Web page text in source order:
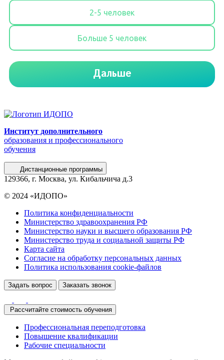
Институт дополнительного
образования и профессионального
обучения
Дистанционные программы
129366, г. Москва, ул. Кибальчича д.3
© 2024 «ИДОПО»
Политика конфиденциальности
Министерство здравоохранения РФ
Министерство науки и высшего образования РФ
Министерство труда и социальной защиты РФ
Карта сайта
Согласие на обработку персональных данных
Политика использования сookie-файлов
Задать вопрос Заказать звонок
Рассчитайте стоимость обучения
Профессиональная переподготовка
Повышение квалификации
Рабочие специальности